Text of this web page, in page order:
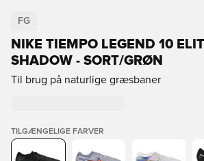
FG
NIKE TIEMPO LEGEND 10
SHADOW - SORT/GRØN
Til brug på naturlige græsbaner
TILGÆNGELIGE FARVER